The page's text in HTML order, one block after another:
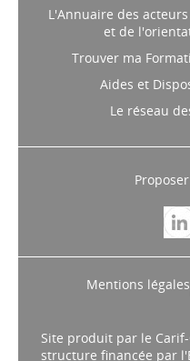
L'Annuaire des
Site produit par le